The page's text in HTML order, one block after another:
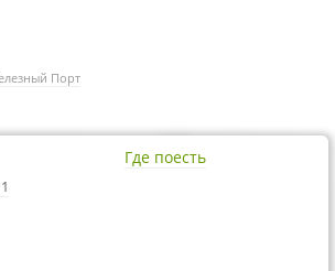
Порт
Где поесть